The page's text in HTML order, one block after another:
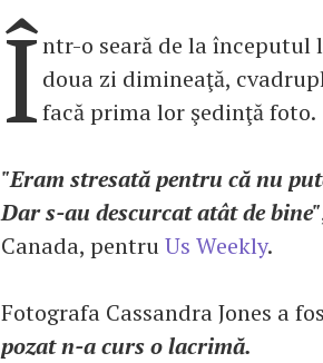
Într-o seară de la începutul
doua zi dimineaţă,
facă prima lor şedinţă foto.
"Eram stresată pentru că nu
Dar s-au descurcat atât de bine"
Canada, pentruUs Weekly.
Fotografa Cassandra Jones a
pozat n-a curs o lacrimă.